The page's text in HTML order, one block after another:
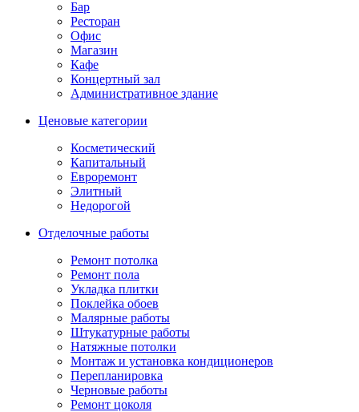
Бар
Ресторан
Офис
Магазин
Кафе
Концертный зал
Административное здание
Ценовые категории
Косметический
Капитальный
Евроремонт
Элитный
Недорогой
Отделочные работы
Ремонт потолка
Ремонт пола
Укладка плитки
Поклейка обоев
Малярные работы
Штукатурные работы
Натяжные потолки
Монтаж и установка кондиционеров
Перепланировка
Черновые работы
Ремонт цоколя